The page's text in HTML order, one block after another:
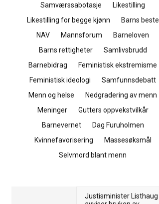
Samværssabotasje
Likestilling
Likestilling for begge kjønn
Barns beste
NAV
Mannsforum
Barneloven
Barns rettigheter
Samlivsbrudd
Barnebidrag
Feministisk ekstremisme
Feministisk ideologi
Samfunnsdebatt
Menn og helse
Nedgradering av menn
Meninger
Gutters oppvekstvilkår
Barnevernet
Dag Furuholmen
Kvinnefavorisering
Massesøksmål
Selvmord blant menn
Justisminister Listhaug